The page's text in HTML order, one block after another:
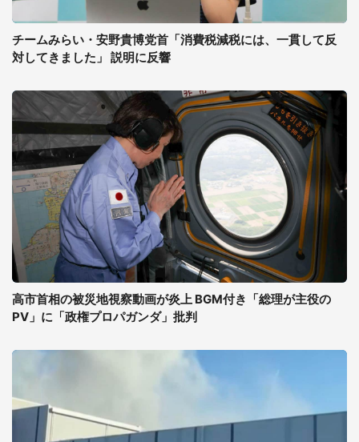
チームみらい・安野貴博党首「消費税減税には、一貫して反
対してきました」 説明に反響
高市首相の被災地視察動画が炎上 BGM付き「総理が主役の
PV」に「政権プロパガンダ」批判